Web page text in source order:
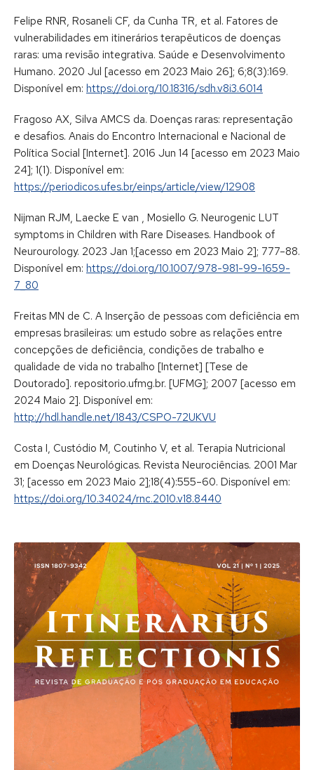
Felipe RNR, Rosaneli CF, da Cunha TR, et al. Fatores de
vulnerabilidades em itinerários terapêuticos de doenças
raras: uma revisão integrativa. Saúde e Desenvolvimento
Humano. 2020 Jul [acesso em 2023 Maio 26]; 6;8(3):169.
Disponível em: https://doi.org/10.18316/sdh.v8i3.6014
Fragoso AX, Silva AMCS da. Doenças raras: representação
e desafios. Anais do Encontro Internacional e Nacional de
Política Social [Internet]. 2016 Jun 14 [acesso em 2023 Maio
24]; 1(1). Disponível em:
https://periodicos.ufes.br/einps/article/view/12908
Nijman RJM, Laecke E van , Mosiello G. Neurogenic LUT
symptoms in Children with Rare Diseases. Handbook of
Neurourology. 2023 Jan 1;[acesso em 2023 Maio 2]; 777–88.
Disponível em: https://doi.org/10.1007/978-981-99-1659-
7_80
Freitas MN de C. A Inserção de pessoas com deficiência em
empresas brasileiras: um estudo sobre as relações entre
concepções de deficiência, condições de trabalho e
qualidade de vida no trabalho [Internet] [Tese de
Doutorado]. repositorio.ufmg.br. [UFMG]; 2007 [acesso em
2024 Maio 2]. Disponível em:
http://hdl.handle.net/1843/CSPO-72UKVU
Costa I, Custódio M, Coutinho V, et al. Terapia Nutricional
em Doenças Neurológicas. Revista Neurociências. 2001 Mar
31; [acesso em 2023 Maio 2];18(4):555–60. Disponível em:
https://doi.org/10.34024/rnc.2010.v18.8440